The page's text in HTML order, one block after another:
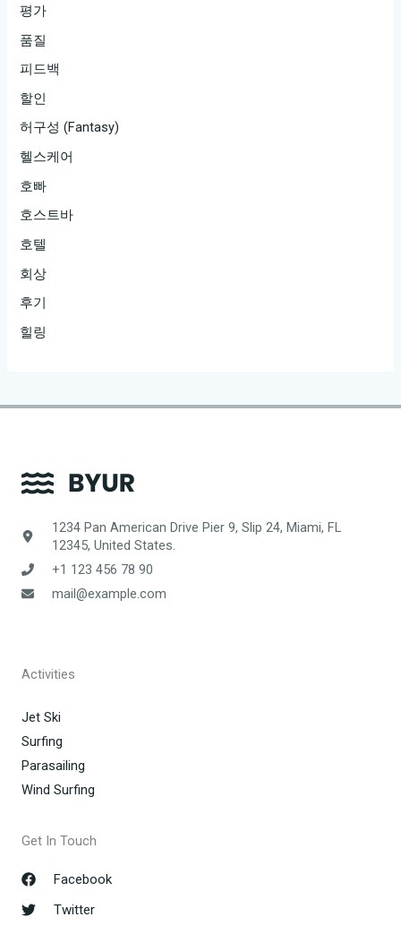
평가
품질
피드백
할인
허구성 (Fantasy)
헬스케어
호빠
호스트바
호텔
회상
후기
힐링
1234 Pan American Drive Pier 9, Slip 24, Miami, FL
12345, United States.
+1 123 456 78 90
mail@example.com
Activities
Jet Ski
Surfing
Parasailing
Wind Surfing
Get In Touch
Facebook
Twitter